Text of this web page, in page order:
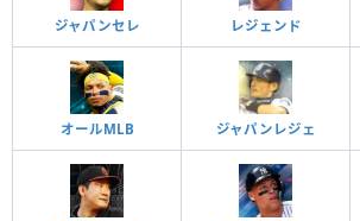
ジャパンセレ レジェンド
オールMLB ジャパンレジェ